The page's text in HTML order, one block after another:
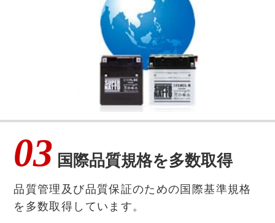
03 国際品質規格を多数取得
品質管理及び品質保証のための国際基準規格
を多数取得しています。